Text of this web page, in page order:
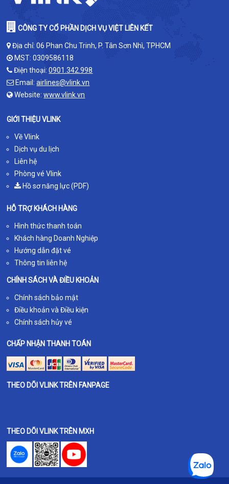
CÔNG TY CỔ PHẦN DỊCH VỤ VIỆT LIÊN KẾT
Địa chỉ: 06 Phan Chu Trinh, P. Tân Sơn Nhì, TPHCM
MST: 0309586118
Điện thoại:0901.342.998
Email:airlines@vlink.vn
Website:www.vlink.vn
GIỚI THIỆU VLINK
Về Vlink
Dịch vụ du lịch
Liên hệ
Phòng vé Vlink
Hồ sơ năng lực (PDF)
HỖ TRỢ KHÁCH HÀNG
Hình thức thanh toán
Khách hàng Doanh Nghiệp
Hướng dẫn đặt vé
Thông tin liên hệ
CHÍNH SÁCH VÀ ĐIỀU KHOẢN
Chính sách bảo mật
Điều khoản và Điều kiện
Chính sách hủy vé
CHẤP NHẬN THANH TOÁN
THEO DÕI VLINK TRÊN FANPAGE
THEO DÕI VLINK TRÊN MXH